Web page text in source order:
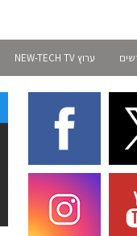
ערוץ NEW-TECH TV